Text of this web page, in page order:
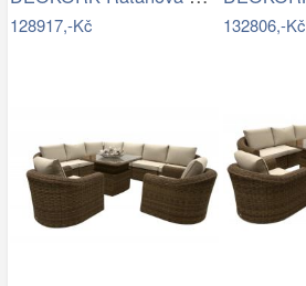
128917,-Kč 132806,-Kč